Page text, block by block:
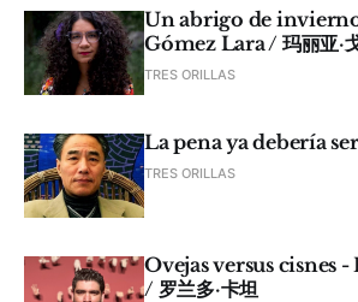
Un abrigo de
Gómez Lara / 玛丽亚·
TRES ORILLAS
La pena ya debería
TRES ORILLAS
Ovejas versus cisnes
/ 罗兰多·卡坦